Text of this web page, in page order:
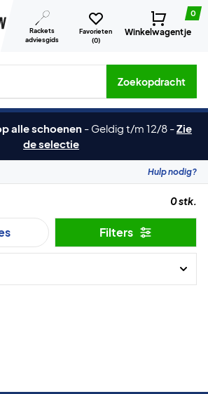
Rackets
adviesgids
Favorieten
(0)
0
Winkelwagentje
producten, merken etc.
Zoekopdracht
alle schoenen - Geldig t/m 12/8 -Zie
de selectie
Hulp nodig?
0 stk.
Filters